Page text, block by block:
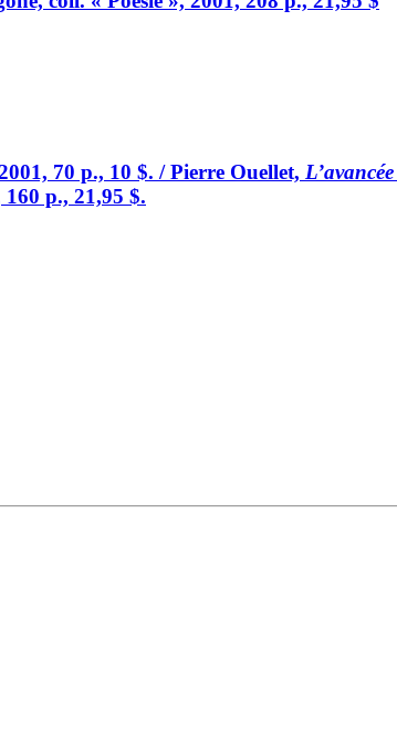
70 p., 10 $. / Pierre Ouellet,
p., 21,95 $.